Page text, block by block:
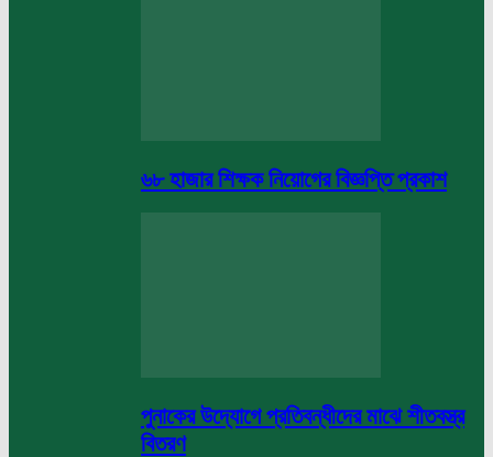
৬৮ হাজার শিক্ষক নিয়োগের বিজ্ঞপ্তি প্রকাশ
পুনাকের উদ্যোগে প্রতিবন্ধীদের মাঝে শীতবস্ত্র
বিতরণ